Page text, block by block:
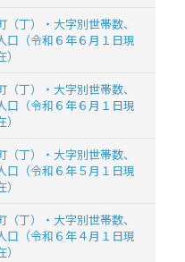
（丁）・大字別世帯数、
口（令和６年６月１日現
）
（丁）・大字別世帯数、
口（令和６年６月１日現
）
（丁）・大字別世帯数、
口（令和６年５月１日現
）
（丁）・大字別世帯数、
口（令和６年４月１日現
）